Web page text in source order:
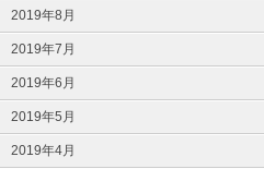
2019年8月
2019年7月
2019年6月
2019年5月
2019年4月